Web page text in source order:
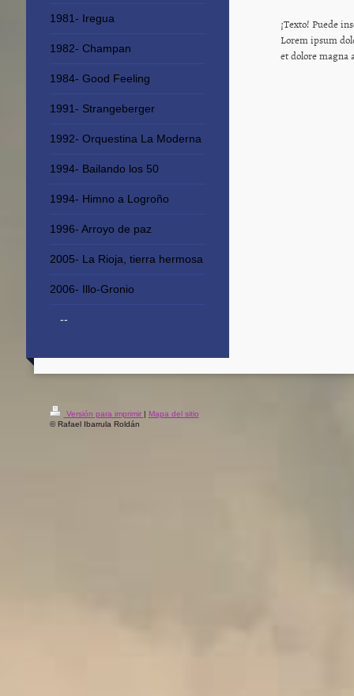
¡Texto! Puede
Lorem ipsum
et dolore magna
1981- Iregua
1982- Champan
1984- Good Feeling
1991- Strangeberger
1992- Orquestina La Moderna
1994- Bailando los 50
1994- Himno a Logroño
1996- Arroyo de paz
2005- La Rioja, tierra hermosa
2006- Illo-Gronio
--
Versión para imprimir
Mapa del sitio
© Rafael Ibarrula Roldán